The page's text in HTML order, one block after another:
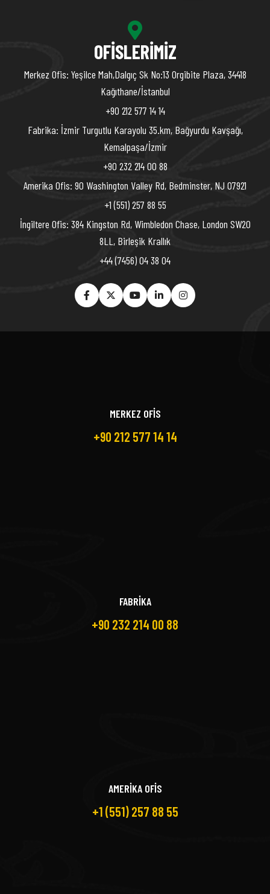
OFISLERIMIZ
Merkez Ofis: Yeşilce Mah,Dalgıç Sk No:13 Orgibite Plaza, 34418
Kağıthane/İstanbul
+90 212 577 14 14
Fabrika: İzmir Turgutlu Karayolu 35.km, Bağyurdu Kavşağı,
Kemalpaşa/İzmir
+90 232 214 00 88
Amerika Ofis: 90 Washington Valley Rd, Bedminster, NJ 07921
+1 (551) 257 88 55
İngiltere Ofis: 384 Kingston Rd, Wimbledon Chase, London SW20
8LL, Birleşik Krallık
+44 (7456) 04 38 04
MERKEZ OFİS
+90 212 577 14 14
FABRİKA
+90 232 214 00 88
AMERİKA OFİS
+1 (551) 257 88 55